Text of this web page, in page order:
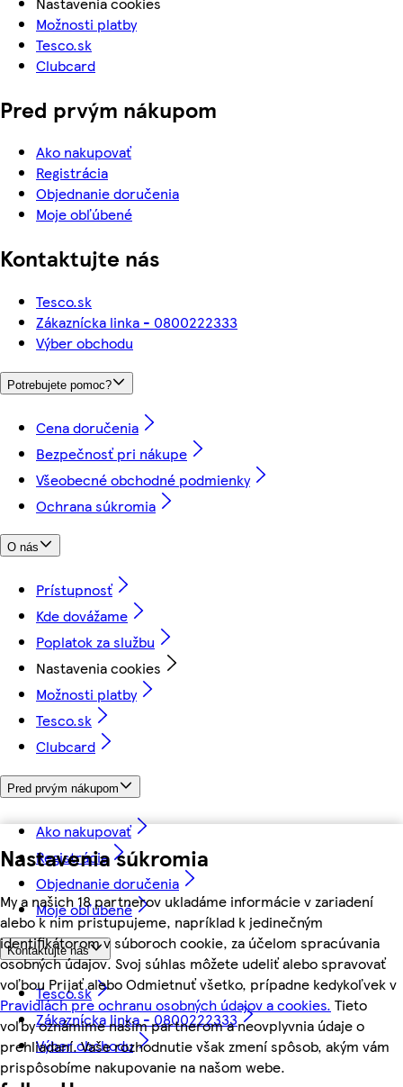
Nastavenia súkromia
My a našich 18 partnerov ukladáme informácie v zariadení
alebo k nim pristupujeme, napríklad k jedinečným
identifikátorom v súboroch cookie, za účelom spracúvania
osobných údajov. Svoj súhlas môžete udeliť alebo spravovať
voľbou Prijať alebo Odmietnuť všetko, prípadne kedykoľvek v
Pravidlách pre ochranu osobných údajov a cookies. Tieto
voľby oznámime našim partnerom a neovplyvnia údaje o
prehliadaní. Vaše rozhodnutie však zmení spôsob, akým vám
prispôsobíme nakupovanie na našom webe.
Možnosti platby
Tesco.sk
Clubcard
Pred prvým nákupom
Ako nakupovať
Registrácia
Objednanie doručenia
Moje obľúbené
Kontaktujte nás
Tesco.sk
Zákaznícka linka - 0800222333
Výber obchodu
Potrebujete pomoc?
Cena doručenia
Bezpečnosť pri nákupe
Všeobecné obchodné podmienky
Ochrana súkromia
O nás
Prístupnosť
Kde dovážame
Poplatok za službu
Nastavenia cookies
Možnosti platby
Tesco.sk
Clubcard
Pred prvým nákupom
Ako nakupovať
Registrácia
Objednanie doručenia
Moje obľúbené
Kontaktujte nás
Tesco.sk
Zákaznícka linka - 0800222333
Výber obchodu